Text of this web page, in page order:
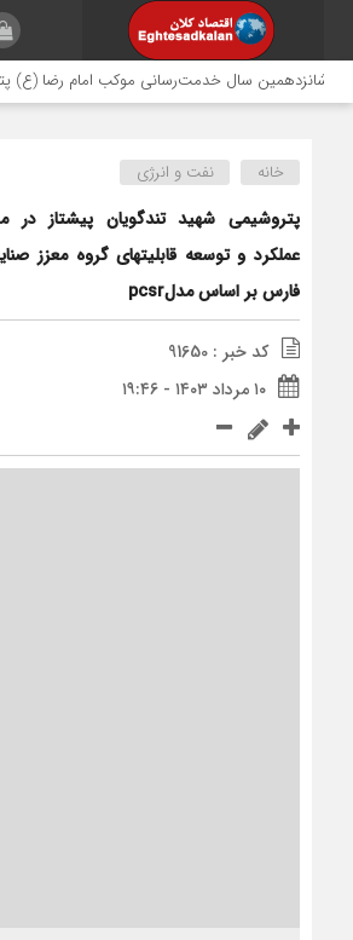
شانزدهمین سال خدمت‌رسانی موکب امام رضا (ع)
خانه نفت و انرژی
پتروشیمی شهید تندگویان پیشتاز در
عملکرد و توسعه قابلیتهای گروه معزز
فارس بر اساس مدلpcsr
کد خبر : 91650
۱۰ مرداد ۱۴۰۳ - ۱۹:۴۶